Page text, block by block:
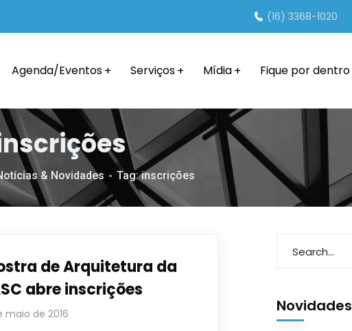
(16) 3368-1020
Agenda/Eventos Serviços Mídia Fique por dentro
& Novidades Tag: inscrições
de Arquitetura da
abre inscrições
maio de 2016 Novidades